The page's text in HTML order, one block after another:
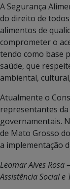
A Segurança
do direito de
alimentos de
comprometer o
tendo como base
saúde, que
ambiental,
Atualmente o
representantes
governamentais.
de Mato Grosso
a implementação
Leomar Alves Rosa
Assistência Social e